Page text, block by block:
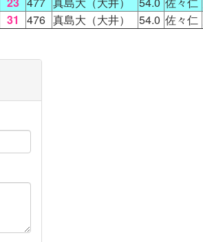
31 476 真島大（大井） 54.0 佐々仁